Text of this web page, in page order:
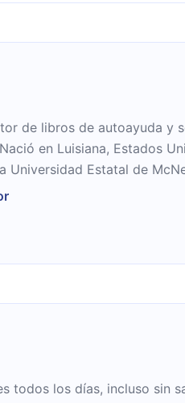
de libros de autoayuda y
en Luisiana, Estados
Universidad Estatal de
de una década de
todos los días, incluso sin